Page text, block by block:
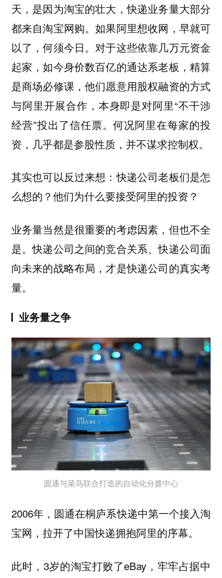
天，是因为淘宝的壮大，快递业务量大部分
都来自淘宝网购。如果阿里想收网，早就可
以了，何须今日。对于这些依靠几万元资金
起家，如今身价数百亿的通达系老板，精算
是商场必修课，他们愿意用股权融资的方式
与阿里开展合作，本身即是对阿里“不干涉
经营”投出了信任票。何况阿里在每家的投
资，几乎都是参股性质，并不谋求控制权。
其实也可以反过来想：快递公司老板们是怎
么想的？他们为什么要接受阿里的投资？
业务量当然是很重要的考虑因素，但也不全
是。快递公司之间的竞合关系、快递公司面
向未来的战略布局，才是快递公司的真实考
量。
业务量之争
圆通与菜鸟联合打造的自动化分拨中心
2006年，圆通在桐庐系快递中第一个接入淘
宝网，拉开了中国快递拥抱阿里的序幕。
此时，3岁的淘宝打败了eBay，牢牢占据中